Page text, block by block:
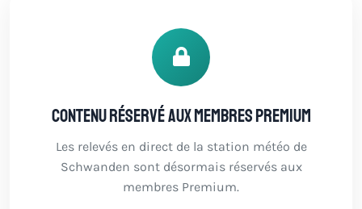
Contenu réservé aux membres Premium
Les relevés en direct de la station météo de
Schwanden sont désormais réservés aux
membres Premium.